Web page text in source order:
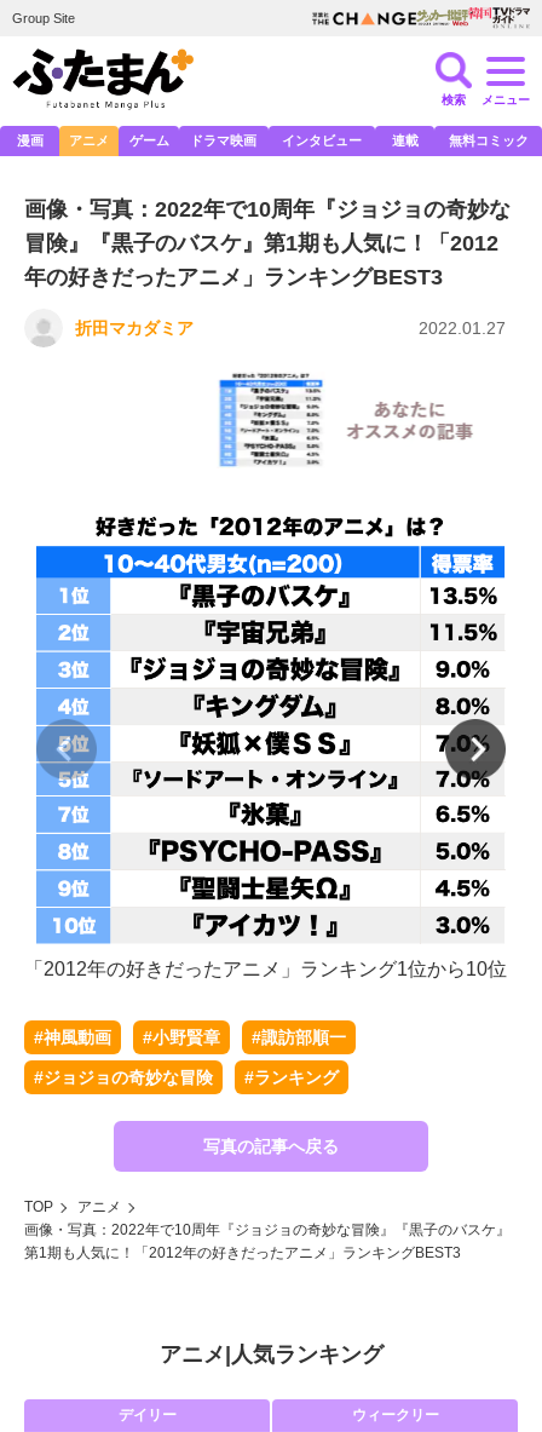
Group Site
検索 メニュー
漫画 アニメ ゲーム ドラマ映画 インタビュー 連載 無料コミック
画像・写真：2022年で10周年『ジョジョの奇妙な
冒険』『黒子のバスケ』第1期も人気に！「2012
年の好きだったアニメ」ランキングBEST3
折田マカダミア 2022.01.27
「2012年の好きだったアニメ」ランキング1位から10位
#神風動画 #小野賢章 #諏訪部順一
#ジョジョの奇妙な冒険 #ランキング
写真の記事へ戻る
TOP
アニメ
画像・写真：2022年で10周年『ジョジョの奇妙な冒険』『黒子のバスケ』
第1期も人気に！「2012年の好きだったアニメ」ランキングBEST3
アニメ 人気ランキング
デイリー ウィークリー